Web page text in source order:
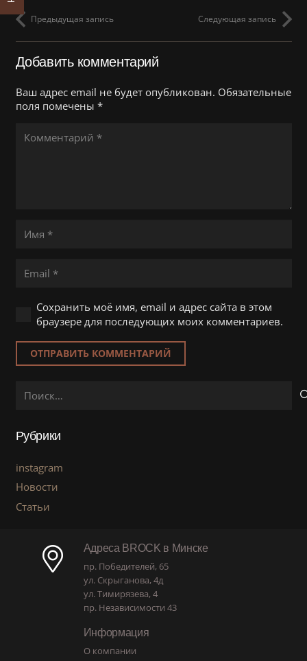
Предыдущая запись Следующая запись
Добавить комментарий
Ваш адрес email не будет опубликован. Обязательные
поля помечены *
Сохранить моё имя, email и адрес сайта в этом
браузере для последующих моих комментариев.
ОТПРАВИТЬ КОММЕНТАРИЙ
Рубрики
instagram
Новости
Статьи
Адреса BROCK в Минске
пр. Победителей, 65
ул. Скрыганова, 4д
ул. Тимирязева, 4
пр. Независимости 43
Информация
О компании